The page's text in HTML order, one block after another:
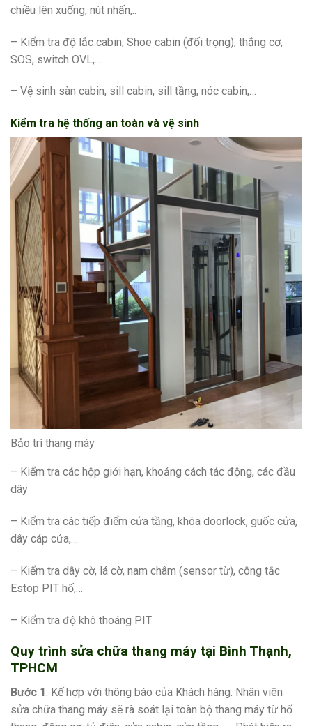
chiều lên xuống, nút nhấn,..
– Kiểm tra độ lắc cabin, Shoe cabin (đối trọng), thắng cơ,
SOS, switch OVL,…
– Vệ sinh sàn cabin, sill cabin, sill tầng, nóc cabin,…
Kiểm tra hệ thống an toàn và vệ sinh
Bảo trì thang máy
– Kiểm tra các hộp giới hạn, khoảng cách tác động, các đầu
dây
– Kiểm tra các tiếp điểm cửa tầng, khóa doorlock, guốc cửa,
dây cáp cửa,…
– Kiểm tra dây cờ, lá cờ, nam châm (sensor từ), công tắc
Estop PIT hố,…
– Kiểm tra độ khô thoáng PIT
Quy trình sửa chữa thang máy tại Bình Thạnh,
TPHCM
Bước 1: Kế hợp với thông báo của Khách hàng. Nhân viên
sửa chữa thang máy sẽ rà soát lại toàn bộ thang máy từ hố